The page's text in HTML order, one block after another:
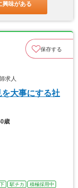
興味がある
保存する
求人
大事にする社
歳
駅チカ
積極採用中